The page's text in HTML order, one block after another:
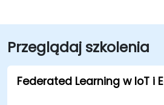
Przeglądaj szkolenia
Federated Learning w IoT i